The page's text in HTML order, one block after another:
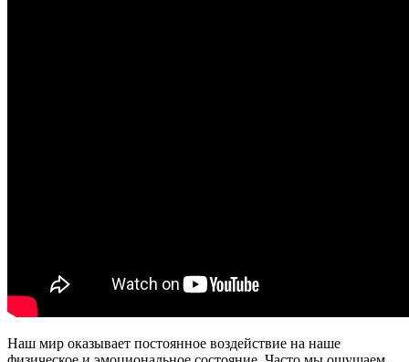
Наш мир оказывает постоянное воздействие на наше